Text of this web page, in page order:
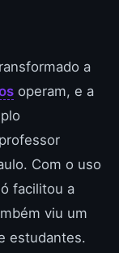
a
operam, e a
Com o uso
facilitou a
viu um
estudantes.